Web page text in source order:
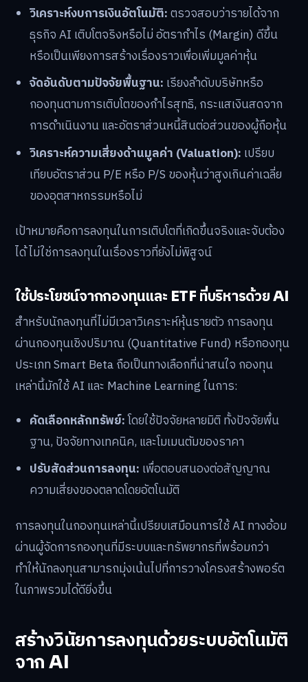
วิเคราะห์งบการเงินอัตโนมัติ:ตรวจสอบว่ารายได้จาก
ธุรกิจ AI เติบโตจริงหรือไม่ อัตรากำไร (Margin) ดีขึ้น
หรือเป็นเพียงการสร้างเรื่องราวเพื่อเพิ่มมูลค่าหุ้น
จัดอันดับตามปัจจัยพื้นฐาน: เรียงลำดับบริษัทหรือ
กองทุนตามการเติบโตของกำไรสุทธิ, กระแสเงินสดจาก
การดำเนินงาน และอัตราส่วนหนี้สินต่อส่วนของผู้ถือหุ้น
วิเคราะห์ความเสี่ยงด้านมูลค่า (Valuation): เปรียบ
เทียบอัตราส่วน P/E หรือ P/S ของหุ้นว่าสูงเกินค่าเฉลี่ย
ของอุตสาหกรรมหรือไม่
เป้าหมายคือการลงทุนในการเติบโตที่เกิดขึ้นจริงและจับต้อง
ได้ ไม่ใช่การลงทุนในเรื่องราวที่ยังไม่พิสูจน์
ใช้ประโยชน์จากกองทุนและ ETF ที่บริหารด้วย AI
สำหรับนักลงทุนที่ไม่มีเวลาวิเคราะห์หุ้นรายตัว การลงทุน
ผ่านกองทุนเชิงปริมาณ (Quantitative Fund) หรือกองทุน
ประเภท Smart Beta ถือเป็นทางเลือกที่น่าสนใจ กองทุน
เหล่านี้มักใช้ AI และ Machine Learning ในการ:
คัดเลือกหลักทรัพย์:โดยใช้ปัจจัยหลายมิติ ทั้งปัจจัยพื้น
ฐาน, ปัจจัยทางเทคนิค, และโมเมนตัมของราคา
ปรับสัดส่วนการลงทุน: เพื่อตอบสนองต่อสัญญาณ
ความเสี่ยงของตลาดโดยอัตโนมัติ
การลงทุนในกองทุนเหล่านี้เปรียบเสมือนการใช้ AI ทางอ้อม
ผ่านผู้จัดการกองทุนที่มีระบบและทรัพยากรที่พร้อมกว่า
ทำให้นักลงทุนสามารถมุ่งเน้นไปที่การวางโครงสร้างพอร์ต
ในภาพรวมได้ดียิ่งขึ้น
สร้างวินัยการลงทุนด้วยระบบอัตโนมัติ
จาก AI